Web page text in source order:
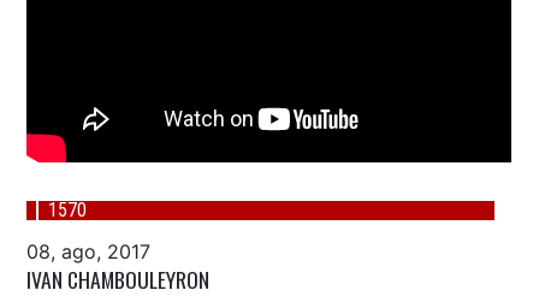
1570
08, ago, 2017
IVAN CHAMBOULEYRON